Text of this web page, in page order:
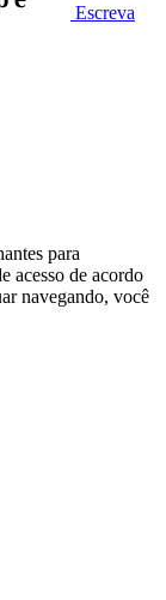
Escreva
para
acesso de acordo
navegando, você